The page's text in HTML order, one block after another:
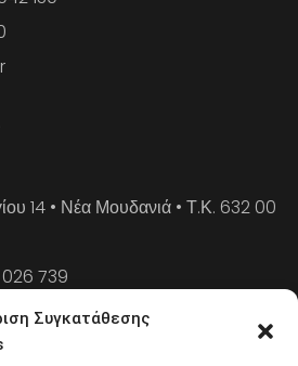
Συγκατάθεσης
14 • Νέα Μουδανιά • Τ.Κ. 632 00
739